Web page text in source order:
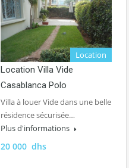
Location
Location Villa Vide
Casablanca Polo
Villa à louer Vide dans une belle
résidence sécurisée…
Plus d'informations
20 000 dhs